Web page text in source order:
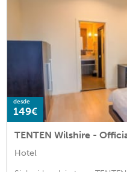
desde
149€
TENTEN Wilshire -
Hotel